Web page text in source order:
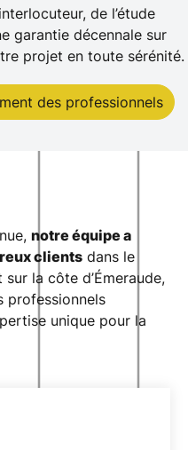
de l’étude
garantie décennale sur
projet en toute sérénité.
des professionnels
notre équipe a
clients dans le
la côte d’Émeraude,
professionnels
unique pour la